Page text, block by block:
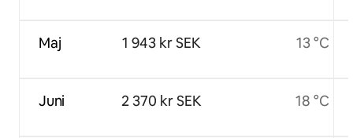
Maj
Juni
1 943 kr SEK
2 370 kr SEK
13 °C
18 °C